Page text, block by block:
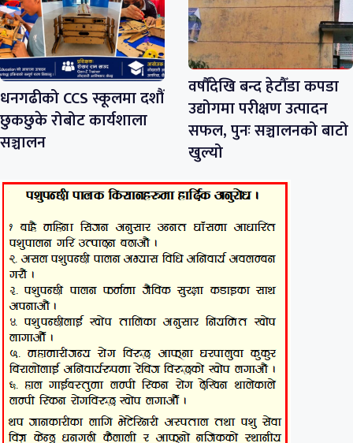
धनगढीको CCS स्कूलमा दशौं
छुकछुके रोबोट कार्यशाला
सञ्चालन
वर्षौँदेखि बन्द हेटौँडा कपडा
उद्योगमा परीक्षण उत्पादन
सफल, पुनः सञ्चालनको बाटो
खुल्यो